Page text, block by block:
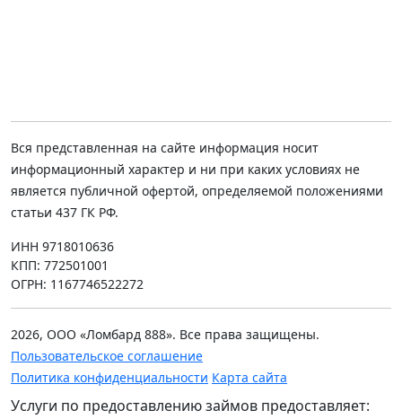
Вся представленная на сайте информация носит
информационный характер и ни при каких условиях не
является публичной офертой, определяемой положениями
статьи 437 ГК РФ.
ИНН 9718010636
КПП: 772501001
ОГРН: 1167746522272
2026, ООО «Ломбард 888». Все права защищены.
Пользовательское соглашение
Политика конфиденциальности Карта сайта
Услуги по предоставлению займов предоставляет: